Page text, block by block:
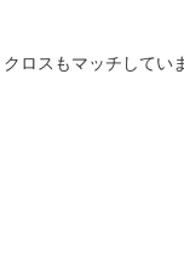
ロスもマッチしてい